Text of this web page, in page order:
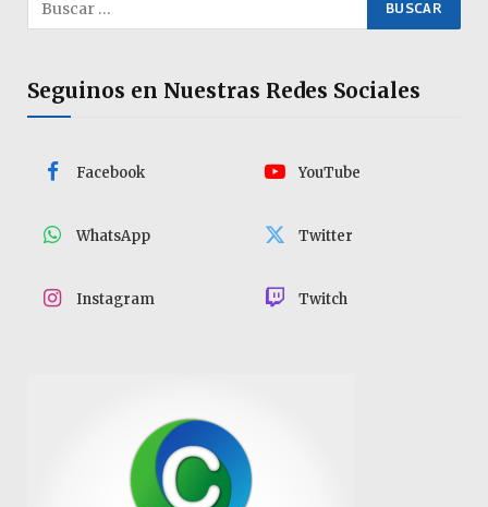
Seguinos en Nuestras Redes Sociales
Facebook YouTube
WhatsApp Twitter
Instagram Twitch